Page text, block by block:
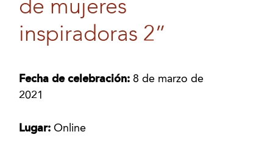
de mujeres
inspiradoras 2”
Fecha de celebración: 8 de marzo de
2021
Lugar:Online